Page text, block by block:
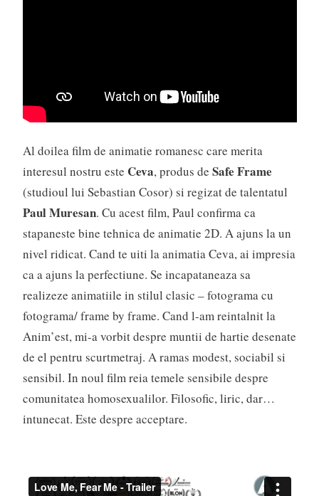
Al doilea film de animatie romanesc care merita
interesul nostru este Ceva, produs de Safe Frame
(studioul lui Sebastian Cosor) si regizat de talentatul
Paul Muresan. Cu acest film, Paul confirma ca
stapaneste bine tehnica de animatie 2D. A ajuns la un
nivel ridicat. Cand te uiti la animatia Ceva, ai impresia
ca a ajuns la perfectiune. Se incapataneaza sa
realizeze animatiile in stilul clasic – fotograma cu
fotograma/ frame by frame. Cand l-am reintalnit la
Anim’est, mi-a vorbit despre muntii de hartie desenate
de el pentru scurtmetraj. A ramas modest, sociabil si
sensibil. In noul film reia temele sensibile despre
comunitatea homosexualilor. Filosofic, liric, dar…
intunecat. Este despre acceptare.